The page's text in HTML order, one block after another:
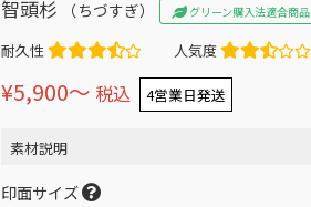
智頭杉 （ちづすぎ） グリーン購入法適合商品
耐久性 人気度
¥5,900〜 税込 4営業日発送
素材説明
印面サイズ